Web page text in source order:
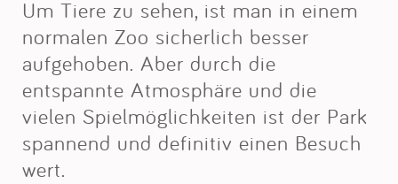
Um Tiere zu sehen, ist man in einem
normalen Zoo sicherlich besser
aufgehoben. Aber durch die
entspannte Atmosphäre und die
vielen Spielmöglichkeiten ist der Park
spannend und definitiv einen Besuch
wert.